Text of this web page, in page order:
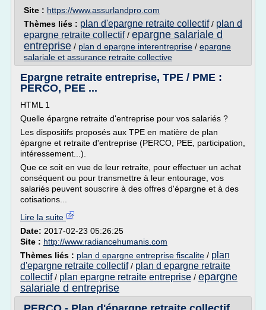
Site : https://www.assurlandpro.com
Thèmes liés : plan d'epargne retraite collectif/ plan d
epargne retraite collectif/ epargne salariale d
entreprise / plan d epargne interentreprise / epargne
salariale et assurance retraite collective
Epargne retraite entreprise, TPE / PME :
PERCO, PEE ...
HTML 1
Quelle épargne retraite d'entreprise pour vos salariés ?
Les dispositifs proposés aux TPE en matière de plan
épargne et retraite d'entreprise (PERCO, PEE, participation,
intéressement...).
Que ce soit en vue de leur retraite, pour effectuer un achat
conséquent ou pour transmettre à leur entourage, vos
salariés peuvent souscrire à des offres d'épargne et à des
cotisations...
Lire la suite
Date: 2017-02-23 05:26:25
Site : http://www.radiancehumanis.com
Thèmes liés : plan d epargne entreprise fiscalite / plan
d'epargne retraite collectif/ plan d epargne retraite
collectif/ plan epargne retraite entreprise / epargne
salariale d entreprise